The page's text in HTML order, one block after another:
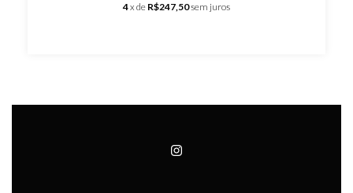
4x de R$247,50sem juros